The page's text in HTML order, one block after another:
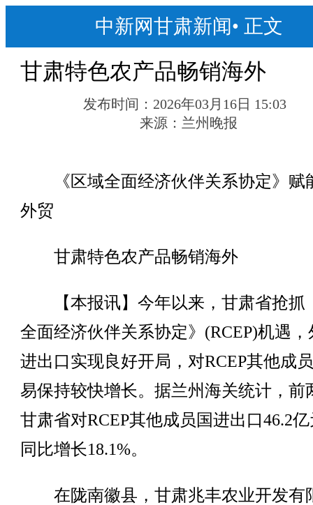
中新网甘肃新闻• 正文
甘肃特色农产品畅销海外
发布时间： 2026年03月16日 15:03
来源： 兰州晚报
《区域全面经济伙伴关系协定》赋
外贸
甘肃特色农产品畅销海外
【本报讯】今年以来，甘肃省抢抓
全面经济伙伴关系协定》(RCEP)机遇，
进出口实现良好开局，对RCEP其他成
易保持较快增长。据兰州海关统计，前
甘肃省对RCEP其他成员国进出口46.2
同比增长18.1%。
在陇南徽县，甘肃兆丰农业开发有